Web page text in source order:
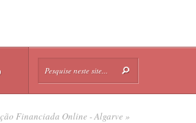
Financiada Online - Algarve »